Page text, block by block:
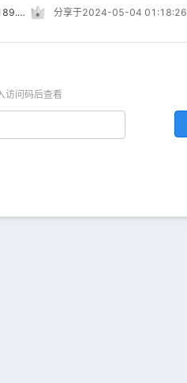
178****2673@189.cn 分享于2024-05-04 01:18:26
访问码后查看